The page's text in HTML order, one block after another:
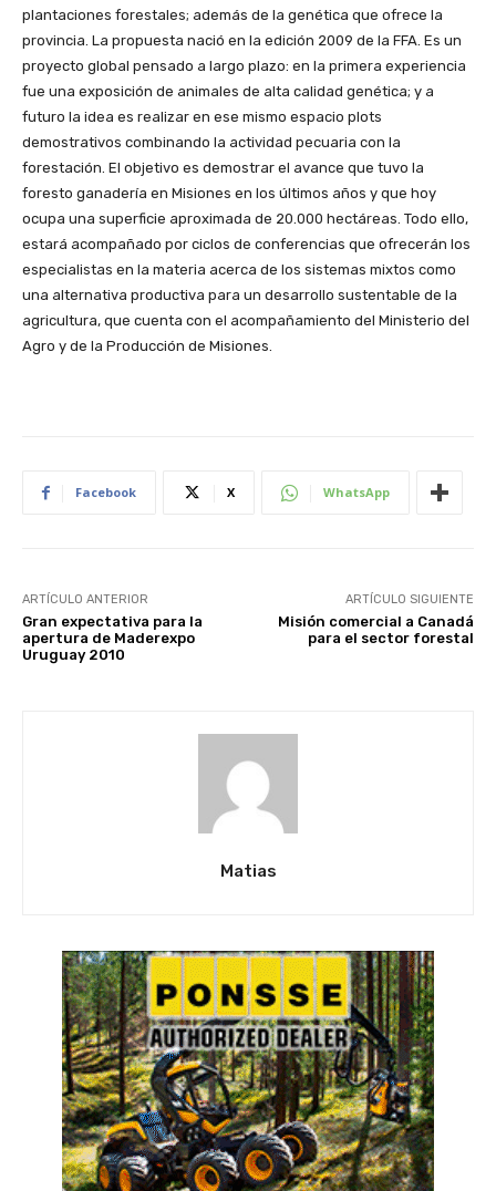
plantaciones forestales; además de la genética que ofrece la
provincia. La propuesta nació en la edición 2009 de la FFA. Es un
proyecto global pensado a largo plazo: en la primera experiencia
fue una exposición de animales de alta calidad genética; y a
futuro la idea es realizar en ese mismo espacio plots
demostrativos combinando la actividad pecuaria con la
forestación. El objetivo es demostrar el avance que tuvo la
foresto ganadería en Misiones en los últimos años y que hoy
ocupa una superficie aproximada de 20.000 hectáreas. Todo ello,
estará acompañado por ciclos de conferencias que ofrecerán los
especialistas en la materia acerca de los sistemas mixtos como
una alternativa productiva para un desarrollo sustentable de la
agricultura, que cuenta con el acompañamiento del Ministerio del
Agro y de la Producción de Misiones.
Facebook X WhatsApp
ARTÍCULO ANTERIOR
Gran expectativa para la
apertura de Maderexpo
Uruguay 2010
ARTÍCULO SIGUIENTE
Misión comercial a Canadá
para el sector forestal
Matias